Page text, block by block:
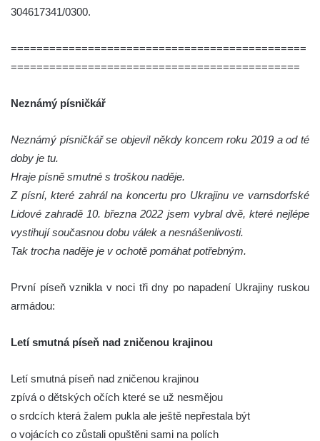
304617341/0300.
==============================================
=============================================
Neznámý písničkář
Neznámý písničkář se objevil někdy koncem roku 2019 a od té
doby je tu.
Hraje písně smutné s troškou naděje.
Z písní, které zahrál na koncertu pro Ukrajinu ve varnsdorfské
Lidové zahradě 10. března 2022 jsem vybral dvě, které nejlépe
vystihují současnou dobu válek a nesnášenlivosti.
Tak trocha naděje je v ochotě pomáhat potřebným.
První píseň vznikla v noci tři dny po napadení Ukrajiny ruskou
armádou:
Letí smutná píseň nad zničenou krajinou
Letí smutná píseň nad zničenou krajinou
zpívá o dětských očích které se už nesmějou
o srdcích která žalem pukla ale ještě nepřestala být
o vojácích co zůstali opuštěni sami na polích